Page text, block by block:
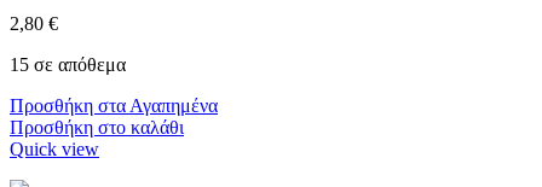
2,80 €
15 σε απόθεμα
Προσθήκη στα Αγαπημένα
Προσθήκη στο καλάθι
Quick view